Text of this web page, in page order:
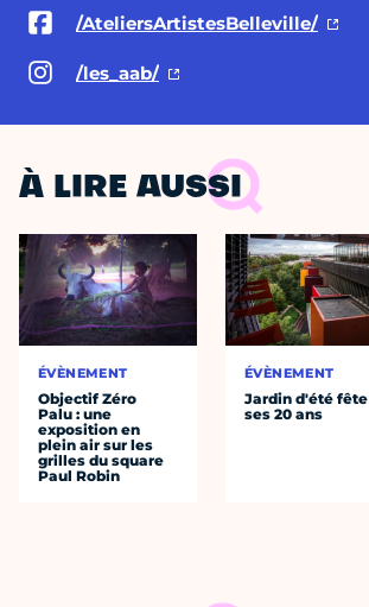
/AteliersArtistesBelleville/
/les_aab/
À LIRE AUSSI
ÉVÈNEMENT
Objectif Zéro
Palu : une
exposition en
plein air sur les
grilles du square
Paul Robin
ÉVÈNEMENT
Jardin d'été fête
ses 20 ans